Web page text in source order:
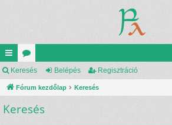
yo
rs
lin
ór
u
m
Keresés Belépés Regisztráció
Fórum kezdőlap Keresés
Keresés